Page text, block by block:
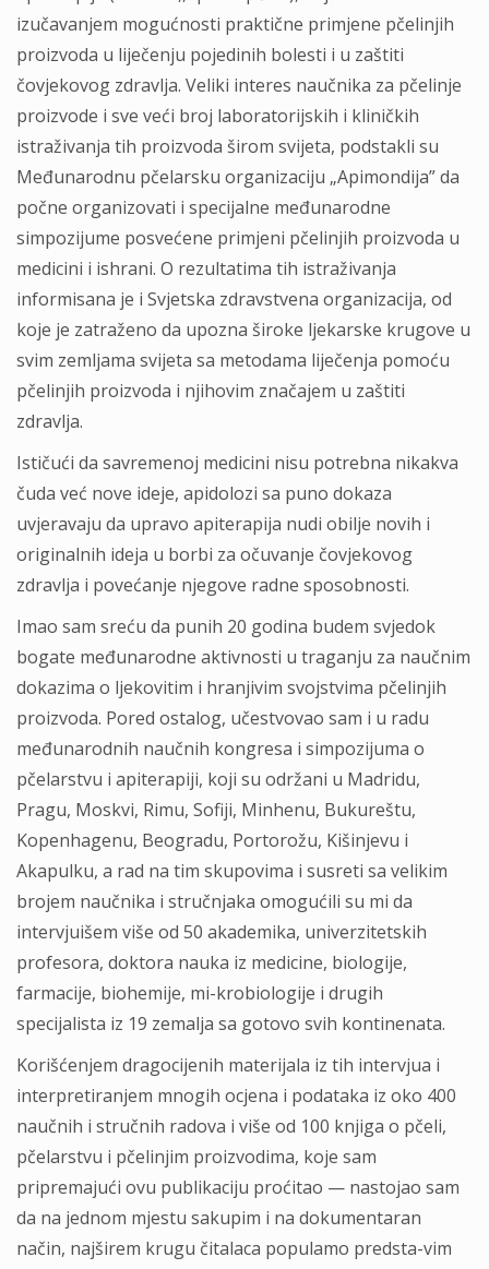
izučavanjem mogućnosti praktične primjene pčelinjih
proizvoda u liječenju pojedinih bolesti i u zaštiti
čovjekovog zdravlja. Veliki interes naučnika za pčelinje
proizvode i sve veći broj laboratorijskih i kliničkih
istraživanja tih proizvoda širom svijeta, podstakli su
Međunarodnu pčelarsku organizaciju „Apimondija” da
počne organizovati i specijalne međunarodne
simpozijume posvećene primjeni pčelinjih proizvoda u
medicini i ishrani. O rezultatima tih istraživanja
informisana je i Svjetska zdravstvena organizacija, od
koje je zatraženo da upozna široke ljekarske krugove u
svim zemljama svijeta sa metodama liječenja pomoću
pčelinjih proizvoda i njihovim značajem u zaštiti
zdravlja.
Ističući da savremenoj medicini nisu potrebna nikakva
čuda već nove ideje, apidolozi sa puno dokaza
uvjeravaju da upravo apiterapija nudi obilje novih i
originalnih ideja u borbi za očuvanje čovjekovog
zdravlja i povećanje njegove radne sposobnosti.
Imao sam sreću da punih 20 godina budem svjedok
bogate međunarodne aktivnosti u traganju za naučnim
dokazima o ljekovitim i hranjivim svojstvima pčelinjih
proizvoda. Pored ostalog, učestvovao sam i u radu
međunarodnih naučnih kongresa i simpozijuma o
pčelarstvu i apiterapiji, koji su održani u Madridu,
Pragu, Moskvi, Rimu, Sofiji, Minhenu, Bukureštu,
Kopenhagenu, Beogradu, Portorožu, Kišinjevu i
Akapulku, a rad na tim skupovima i susreti sa velikim
brojem naučnika i stručnjaka omogućili su mi da
intervjuišem više od 50 akademika, univerzitetskih
profesora, doktora nauka iz medicine, biologije,
farmacije, biohemije, mi-krobiologije i drugih
specijalista iz 19 zemalja sa gotovo svih kontinenata.
Korišćenjem dragocijenih materijala iz tih intervjua i
interpretiranjem mnogih ocjena i podataka iz oko 400
naučnih i stručnih radova i više od 100 knjiga o pčeli,
pčelarstvu i pčelinjim proizvodima, koje sam
pripremajući ovu publikaciju proćitao — nastojao sam
da na jednom mjestu sakupim i na dokumentaran
način, najširem krugu čitalaca populamo predsta-vim